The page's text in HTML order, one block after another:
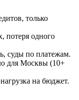
только
потеря одного
суды по платежам.
для Москвы (10+
на бюджет.